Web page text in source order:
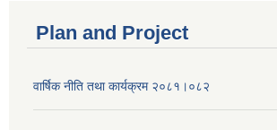
Plan and Project
वार्षिक नीति तथा कार्यक्रम २०८१।०८२